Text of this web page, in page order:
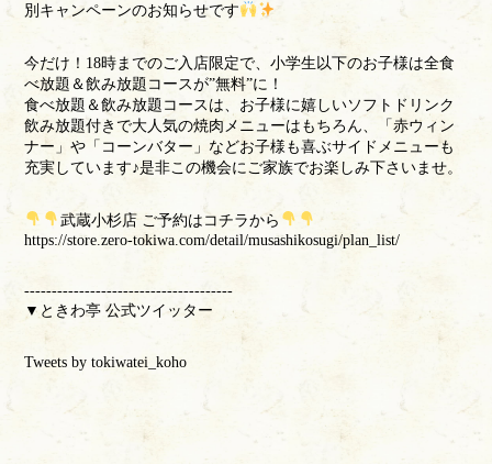
別キャンペーンのお知らせです
今だけ！18時までのご入店限定で、小学生以下のお子様は全食
べ放題＆飲み放題コースが”無料”に！
食べ放題＆飲み放題コースは、お子様に嬉しいソフトドリンク
飲み放題付きで大人気の焼肉メニューはもちろん、「赤ウィン
ナー」や「コーンバター」などお子様も喜ぶサイドメニューも
充実しています♪是非この機会にご家族でお楽しみ下さいませ。
武蔵小杉店 ご予約はコチラから
https://store.zero-tokiwa.com/detail/musashikosugi/plan_list/
--------------------------------------
▼ときわ亭 公式ツイッター
Tweets by tokiwatei_koho